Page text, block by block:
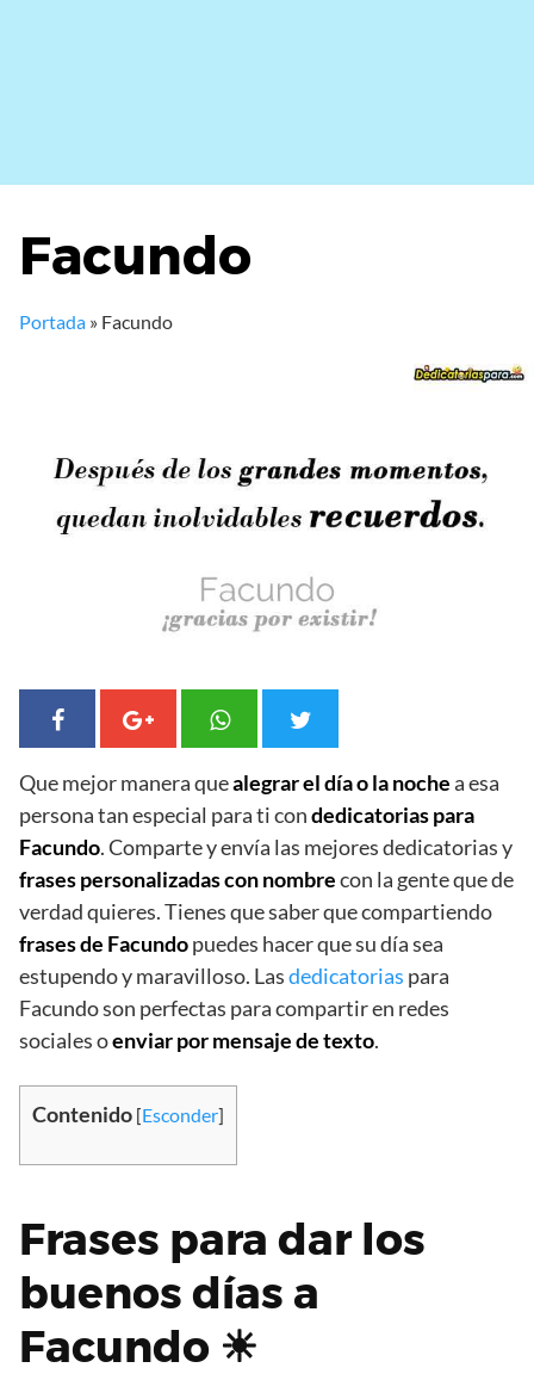
Facundo
Portada » Facundo
Que mejor manera quealegrar el día o la nochea esa
persona tan especial para ti condedicatorias para
Facundo. Comparte y envía las mejores dedicatorias y
frases personalizadas con nombrecon la gente que de
verdad quieres. Tienes que saber que compartiendo
frases de Facundopuedes hacer que su día sea
estupendo y maravilloso. Lasdedicatorias para
Facundo son perfectas para compartir en redes
sociales oenviar por mensaje de texto.
Contenido [Esconder]
Frases para dar los
buenos días a
Facundo ☀